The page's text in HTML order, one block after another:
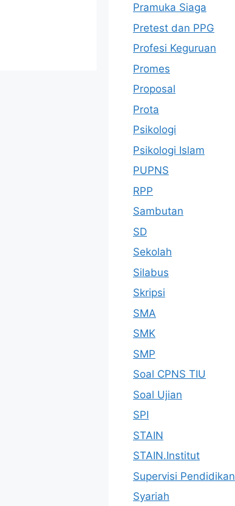
Pramuka Siaga
Pretest dan PPG
Profesi Keguruan
Promes
Proposal
Prota
Psikologi
Psikologi Islam
PUPNS
RPP
Sambutan
SD
Sekolah
Silabus
Skripsi
SMA
SMK
SMP
Soal CPNS TIU
Soal Ujian
SPI
STAIN
STAIN.Institut
Supervisi Pendidikan
Syariah